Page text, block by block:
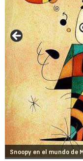
Snoopy en el mundo de